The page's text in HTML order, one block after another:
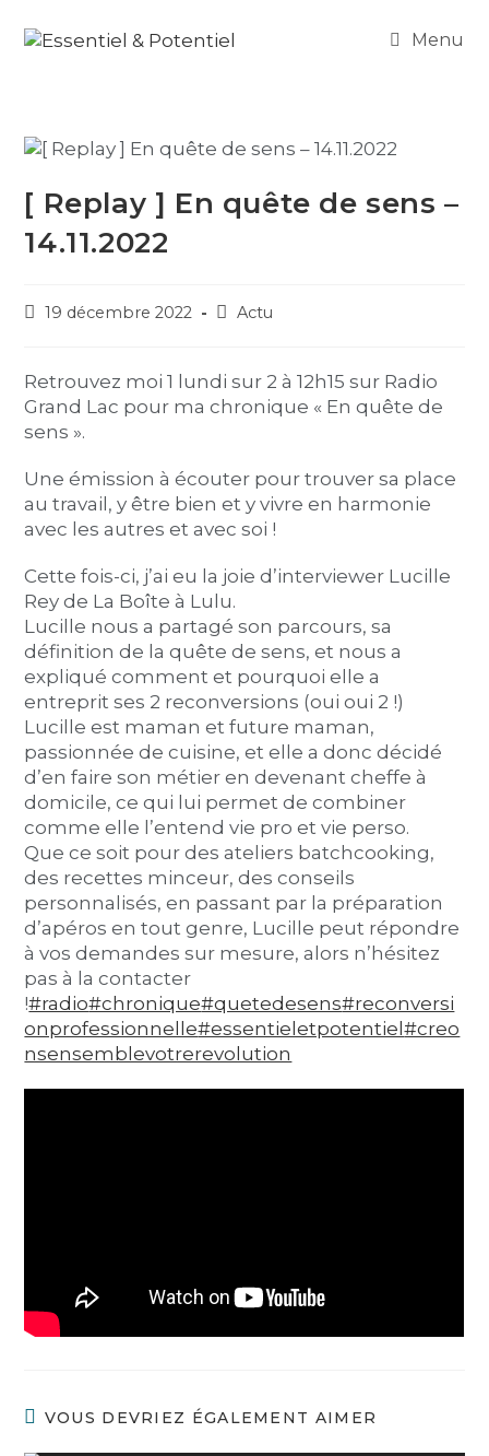
Menu
[ Replay ] En quête de sens –
14.11.2022
19 décembre 2022 Actu
Retrouvez moi 1 lundi sur 2 à 12h15 sur Radio
Grand Lac pour ma chronique « En quête de
sens ».
Une émission à écouter pour trouver sa place
au travail, y être bien et y vivre en harmonie
avec les autres et avec soi !
Cette fois-ci, j’ai eu la joie d’interviewer Lucille
Rey de La Boîte à Lulu.
Lucille nous a partagé son parcours, sa
définition de la quête de sens, et nous a
expliqué comment et pourquoi elle a
entreprit ses 2 reconversions (oui oui 2 !)
Lucille est maman et future maman,
passionnée de cuisine, et elle a donc décidé
d’en faire son métier en devenant cheffe à
domicile, ce qui lui permet de combiner
comme elle l’entend vie pro et vie perso.
Que ce soit pour des ateliers batchcooking,
des recettes minceur, des conseils
personnalisés, en passant par la préparation
d’apéros en tout genre, Lucille peut répondre
à vos demandes sur mesure, alors n’hésitez
pas à la contacter
!#radio#chronique#quetedesens#reconversi
onprofessionnelle#essentieletpotentiel#creo
nsensemblevotrerevolution
VOUS DEVRIEZ ÉGALEMENT AIMER